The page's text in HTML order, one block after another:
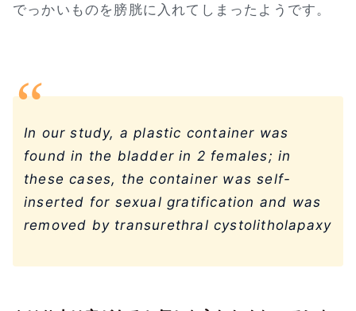
でっかいものを膀胱に入れてしまったようです。
In our study, a plastic container was
found in the bladder in 2 females; in
these cases, the container was self-
inserted for sexual gratification and was
removed by transurethral cystolitholapaxy